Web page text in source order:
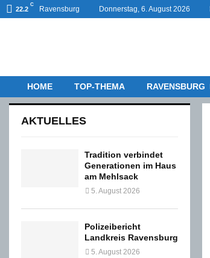
22.2
C
Ravensburg Donnerstag, 6. August 2026
HOME TOP-THEMA RAVENSBURG
AKTUELLES
Tradition verbindet
Generationen im Haus
am Mehlsack
5. August 2026
Polizeibericht
Landkreis Ravensburg
5. August 2026